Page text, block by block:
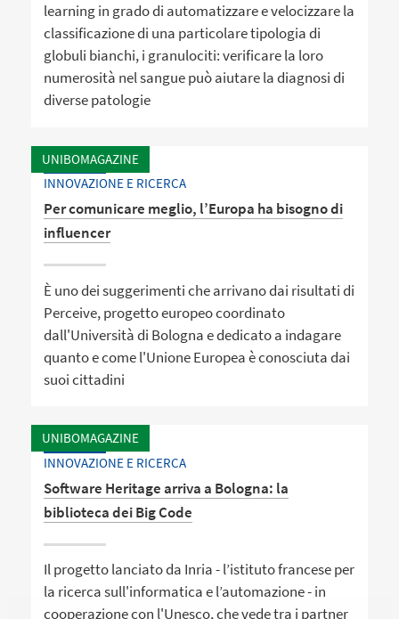
learning in grado di automatizzare e velocizzare la
classificazione di una particolare tipologia di
globuli bianchi, i granulociti: verificare la loro
numerosità nel sangue può aiutare la diagnosi di
diverse patologie
UNIBOMAGAZINE
INNOVAZIONE E RICERCA
Per comunicare meglio, l’Europa ha bisogno di
influencer
È uno dei suggerimenti che arrivano dai risultati di
Perceive, progetto europeo coordinato
dall'Università di Bologna e dedicato a indagare
quanto e come l'Unione Europea è conosciuta dai
suoi cittadini
UNIBOMAGAZINE
INNOVAZIONE E RICERCA
Software Heritage arriva a Bologna: la
biblioteca dei Big Code
Il progetto lanciato da Inria - l’istituto francese per
la ricerca sull'informatica e l’automazione - in
cooperazione con l'Unesco, che vede tra i partner